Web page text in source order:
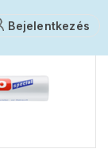
Bejelentkezés